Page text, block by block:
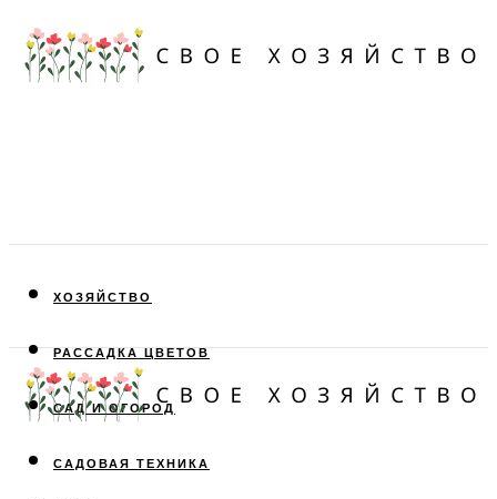
ХОЗЯЙСТВО
РАССАДКА ЦВЕТОВ
САД И ОГОРОД
САДОВАЯ ТЕХНИКА